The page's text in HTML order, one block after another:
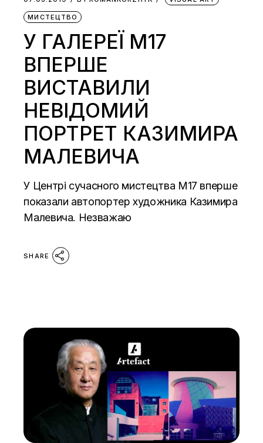
МИСТЕЦТВО
У ГАЛЕРЕЇ М17
ВПЕРШЕ
ВИСТАВИЛИ
НЕВІДОМИЙ
ПОРТРЕТ КАЗИМИРА
МАЛЕВИЧА
У Центрі сучасного мистецтва М17 вперше
показали автопортер художника Казимира
Малевича. Незважаю
SHARE